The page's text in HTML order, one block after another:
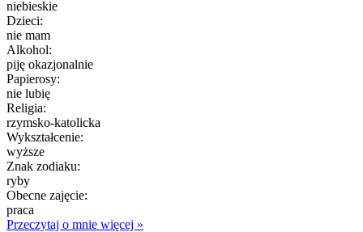
niebieskie
Dzieci:
nie mam
Alkohol:
piję okazjonalnie
Papierosy:
nie lubię
Religia:
rzymsko-katolicka
Wykształcenie:
wyższe
Znak zodiaku:
ryby
Obecne zajęcie:
praca
Przeczytaj o mnie więcej »